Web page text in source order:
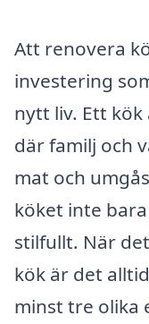
Att renovera
investering
nytt liv. Ett
där familj och
mat och
köket inte
stilfullt. När
kök är det
minst tre olika